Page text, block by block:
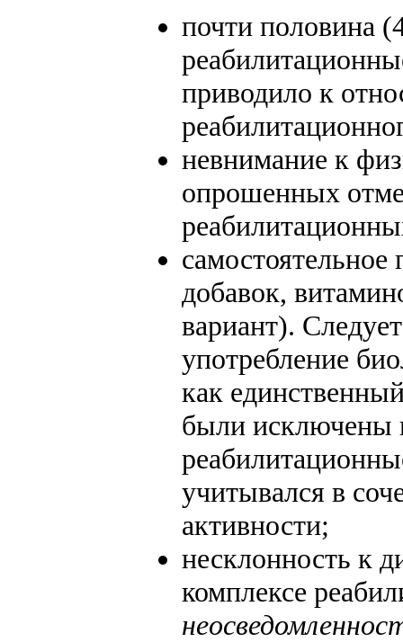
почти половина
приводило к
невнимание к
опрошенных
добавок,
вариант).
употребление
как
были исключены
учитывался в
активности;
несклонность к
комплексе